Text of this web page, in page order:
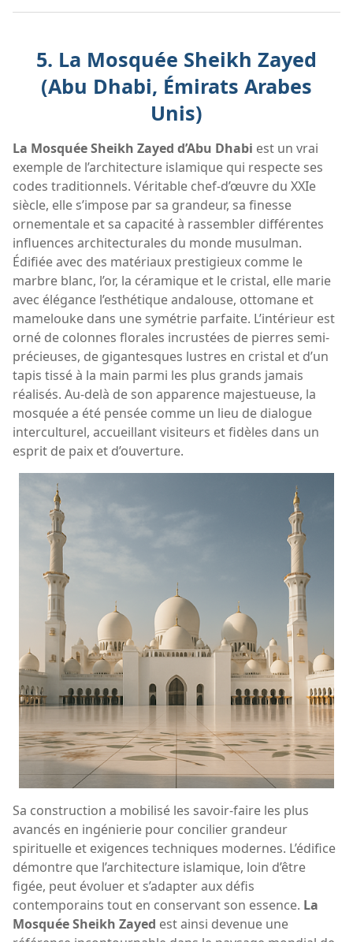
5. La Mosquée Sheikh Zayed
(Abu Dhabi, Émirats Arabes
Unis)
La Mosquée Sheikh Zayed d’Abu Dhabi est un vrai
exemple de l’architecture islamique qui respecte ses
codes traditionnels. Véritable chef-d’œuvre du XXIe
siècle, elle s’impose par sa grandeur, sa finesse
ornementale et sa capacité à rassembler différentes
influences architecturales du monde musulman.
Édifiée avec des matériaux prestigieux comme le
marbre blanc, l’or, la céramique et le cristal, elle marie
avec élégance l’esthétique andalouse, ottomane et
mamelouke dans une symétrie parfaite. L’intérieur est
orné de colonnes florales incrustées de pierres semi-
précieuses, de gigantesques lustres en cristal et d’un
tapis tissé à la main parmi les plus grands jamais
réalisés. Au-delà de son apparence majestueuse, la
mosquée a été pensée comme un lieu de dialogue
interculturel, accueillant visiteurs et fidèles dans un
esprit de paix et d’ouverture.
Sa construction a mobilisé les savoir-faire les plus
avancés en ingénierie pour concilier grandeur
spirituelle et exigences techniques modernes. L’édifice
démontre que l’architecture islamique, loin d’être
figée, peut évoluer et s’adapter aux défis
contemporains tout en conservant son essence. La
Mosquée Sheikh Zayed est ainsi devenue une